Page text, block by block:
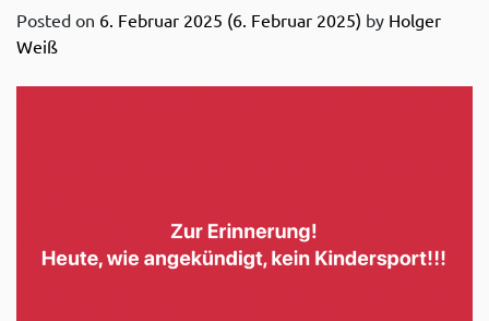
Posted on 6. Februar 2025 (6. Februar 2025) by Holger
Weiß